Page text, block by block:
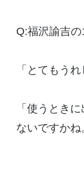
Q:福沢諭吉
「とてもうれ
「使うとき
ないですかね